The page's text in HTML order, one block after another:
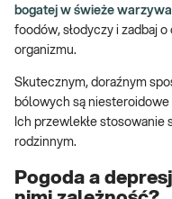
bogatej w świeże
foodów, słodyczy i zadbaj
organizmu.
Skutecznym, doraźnym
bólowych są
Ich przewlekłe stosowanie
rodzinnym.
Pogoda a